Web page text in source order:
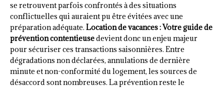
se retrouvent parfois confrontés à des situations
conflictuelles qui auraient pu être évitées avec une
préparation adéquate. Location de vacances : Votre guide de
prévention contentieusedevient donc un enjeu majeur
pour sécuriser ces transactions saisonnières. Entre
dégradations non déclarées, annulations de dernière
minute et non-conformité du logement, les sources de
désaccord sont nombreuses. La prévention reste le